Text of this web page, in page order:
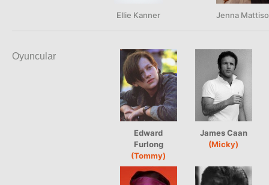
Ellie Kanner Jenna
Oyuncular
Edward
Furlong
(Tommy)
James Caan
(Micky)